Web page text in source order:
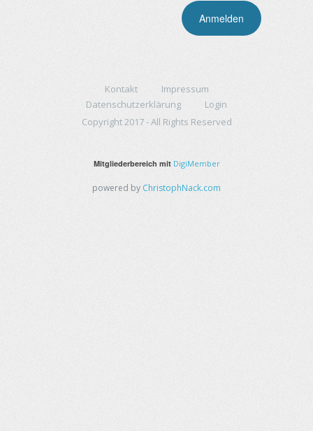
Kontakt
Impressum
Datenschutzerklärung
Login
Copyright 2017 - All Rights Reserved
Mitgliederbereich mit DigiMember
powered by ChristophNack.com